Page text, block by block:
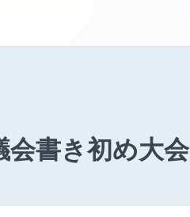
会書き初め大会